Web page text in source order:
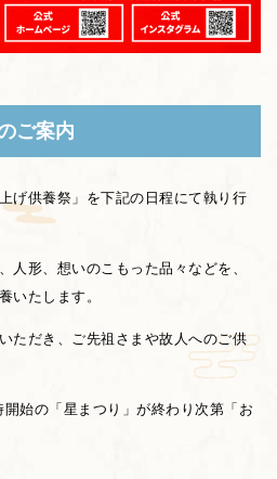
ご案内
げ供養祭」を下記の日程にて執り行
人形、想いのこもった品々などを、
いたします。
ただき、ご先祖さまや故人へのご供
始の「星まつり」が終わり次第「お